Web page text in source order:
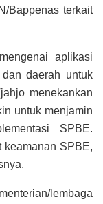
Bappenas terkait
aplikasi
daerah untuk
menekankan
untuk menjamin
SPBE.
keamanan SPBE,
lembaga